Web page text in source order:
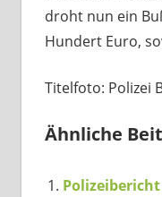
droht nun ein
Hundert Euro,
Titelfoto: Polizei
Ähnliche
Polizeibericht